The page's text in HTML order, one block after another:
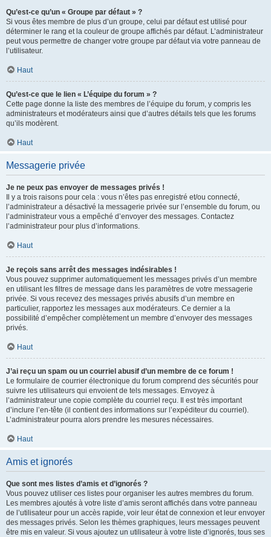
Qu’est-ce qu’un « Groupe par défaut » ?
Si vous êtes membre de plus d’un groupe, celui par défaut est utilisé pour
déterminer le rang et la couleur de groupe affichés par défaut. L’administrateur
peut vous permettre de changer votre groupe par défaut via votre panneau de
l’utilisateur.
Haut
Qu’est-ce que le lien « L’équipe du forum » ?
Cette page donne la liste des membres de l’équipe du forum, y compris les
administrateurs et modérateurs ainsi que d’autres détails tels que les forums
qu’ils modèrent.
Haut
Messagerie privée
Je ne peux pas envoyer de messages privés !
Il y a trois raisons pour cela : vous n’êtes pas enregistré et/ou connecté,
l’administrateur a désactivé la messagerie privée sur l’ensemble du forum, ou
l’administrateur vous a empêché d’envoyer des messages. Contactez
l’administrateur pour plus d’informations.
Haut
Je reçois sans arrêt des messages indésirables !
Vous pouvez supprimer automatiquement les messages privés d’un membre
en utilisant les filtres de message dans les paramètres de votre messagerie
privée. Si vous recevez des messages privés abusifs d’un membre en
particulier, rapportez les messages aux modérateurs. Ce dernier a la
possibilité d’empêcher complètement un membre d’envoyer des messages
privés.
Haut
J’ai reçu un spam ou un courriel abusif d’un membre de ce forum !
Le formulaire de courrier électronique du forum comprend des sécurités pour
suivre les utilisateurs qui envoient de tels messages. Envoyez à
l’administrateur une copie complète du courriel reçu. Il est très important
d’inclure l’en-tête (il contient des informations sur l’expéditeur du courriel).
L’administrateur pourra alors prendre les mesures nécessaires.
Haut
Amis et ignorés
Que sont mes listes d’amis et d’ignorés ?
Vous pouvez utiliser ces listes pour organiser les autres membres du forum.
Les membres ajoutés à votre liste d’amis seront affichés dans votre panneau
de l’utilisateur pour un accès rapide, voir leur état de connexion et leur envoyer
des messages privés. Selon les thèmes graphiques, leurs messages peuvent
être mis en valeur. Si vous ajoutez un utilisateur à votre liste d’ignorés, tous ses